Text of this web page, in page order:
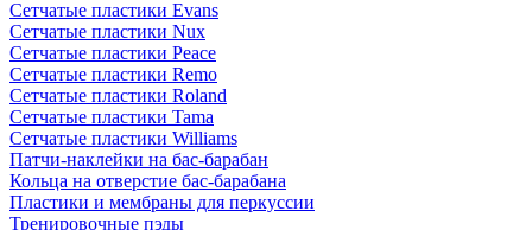
Сетчатые пластики Evans
Сетчатые пластики Nux
Сетчатые пластики Peace
Сетчатые пластики Remo
Сетчатые пластики Roland
Сетчатые пластики Tama
Сетчатые пластики Williams
Патчи-наклейки на бас-барабан
Кольца на отверстие бас-барабана
Пластики и мембраны для перкуссии
Тренировочные пэды